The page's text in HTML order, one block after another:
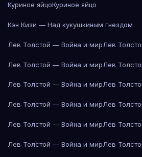
Куриное яйцоКуриное яйцо
Кэн Кизи — Над кукушкиным гнездом
Лев Толстой — Война и мирЛев
Лев Толстой — Война и мирЛев
Лев Толстой — Война и мирЛев
Лев Толстой — Война и мирЛев
Лев Толстой — Война и мирЛев
Лев Толстой — Война и мирЛев